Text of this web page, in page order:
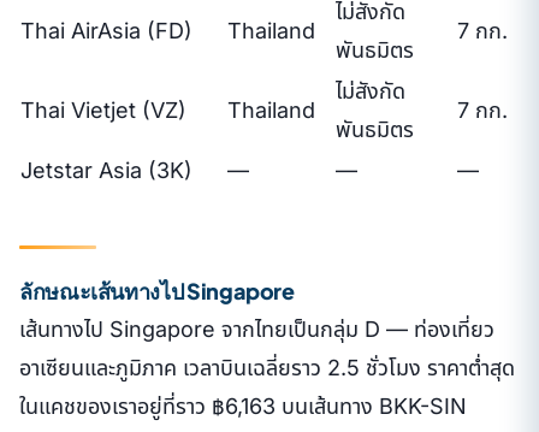
Thai AirAsia (FD) Thailand
ไม่สังกัด
พันธมิตร
7 กก.
Thai Vietjet (VZ) Thailand
ไม่สังกัด
พันธมิตร
7 กก.
Jetstar Asia (3K) — — —
ลักษณะเส้นทางไป Singapore
เส้นทางไป Singapore จากไทยเป็นกลุ่ม D — ท่องเที่ยว
อาเซียนและภูมิภาค เวลาบินเฉลี่ยราว 2.5 ชั่วโมง ราคาต่ำสุด
ในแคชของเราอยู่ที่ราว ฿6,163 บนเส้นทาง BKK-SIN